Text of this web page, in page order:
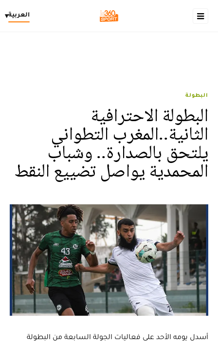
العربية▾
البطولة
البطولة الاحترافية
الثانية..المغرب التطواني
يلتحق بالصدارة.. وشباب
المحمدية يواصل تضييع النقط
أسدل يومه الأحد على فعاليات الجولة السابعة من البطولة